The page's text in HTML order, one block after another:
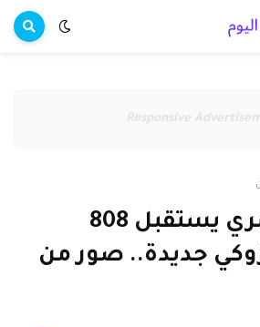
Responsive
السوق المصري يستقبل 808
جديدة.. صور من